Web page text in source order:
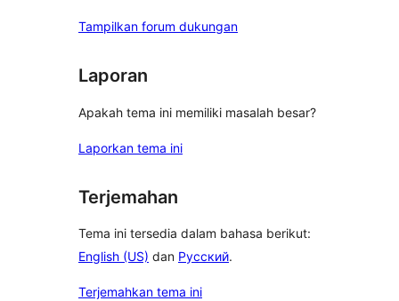
Tampilkan forum dukungan
Laporan
Apakah tema ini memiliki masalah besar?
Laporkan tema ini
Terjemahan
Tema ini tersedia dalam bahasa berikut:
English (US) dan Русский.
Terjemahkan tema ini